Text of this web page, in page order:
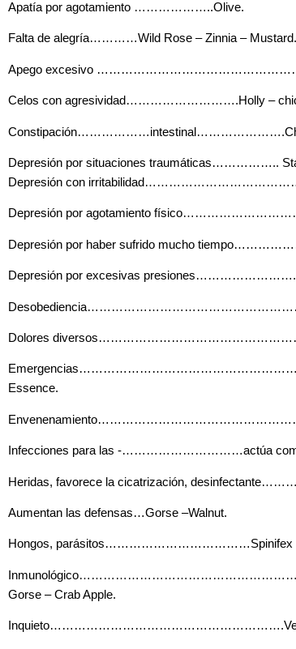
Apatía por agotamiento ………………..Olive.
Falta de alegría…………Wild Rose – Zinnia – Mustard.
Apego excesivo
Celos con agresividad……………………….Holly –
Depresión por situaciones traumáticas……………..
Depresión con
Depresión por agotamiento
Depresión por haber sufrido mucho
Depresión por excesivas
Dolores
Essence.
Infecciones para las -…………………………actúa como
Heridas, favorece la cicatrización,
Aumentan las defensas…Gorse –Walnut.
Hongos, parásitos………………………………Spinifex +
Gorse – Crab Apple.
Inquieto………………………………………………….Vervain